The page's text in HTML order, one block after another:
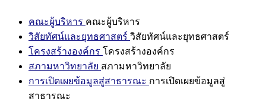
คณะผู้บริหาร คณะผู้บริหาร
วิสัยทัศน์และยุทธศาสตร์ วิสัยทัศน์และยุทธศาสตร์
โครงสร้างองค์กร โครงสร้างองค์กร
สภามหาวิทยาลัย สภามหาวิทยาลัย
การเปิดเผยข้อมูลสู่สาธารณะ การเปิดเผยข้อมูลสู่
สาธารณะ